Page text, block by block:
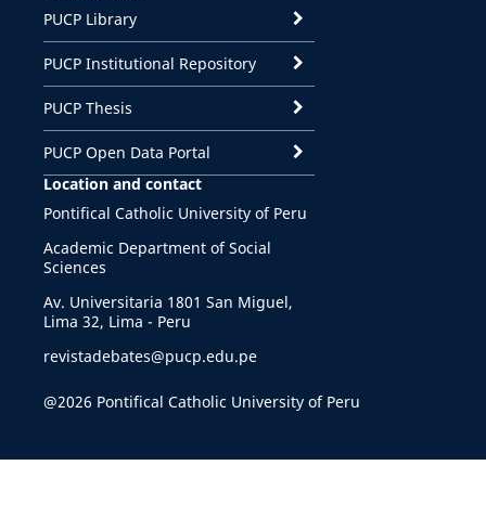
PUCP Library
PUCP Institutional Repository
PUCP Thesis
PUCP Open Data Portal
Location and contact
Pontifical Catholic University of Peru
Academic Department of Social
Sciences
Av. Universitaria 1801 San Miguel,
Lima 32, Lima - Peru
revistadebates@pucp.edu.pe
@2026 Pontifical Catholic University of Peru